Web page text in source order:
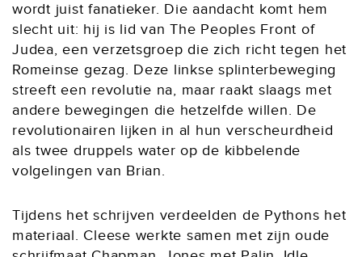
wordt juist fanatieker. Die aandacht komt hem
slecht uit: hij is lid van The Peoples Front of
Judea, een verzetsgroep die zich richt tegen het
Romeinse gezag. Deze linkse splinterbeweging
streeft een revolutie na, maar raakt slaags met
andere bewegingen die hetzelfde willen. De
revolutionairen lijken in al hun verscheurdheid
als twee druppels water op de kibbelende
volgelingen van Brian.
Tijdens het schrijven verdeelden de Pythons het
materiaal. Cleese werkte samen met zijn oude